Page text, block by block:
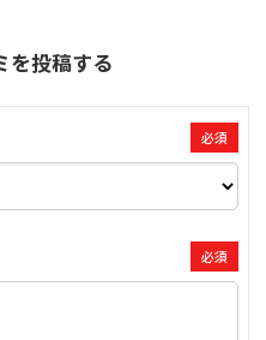
を投稿する
必須
必須